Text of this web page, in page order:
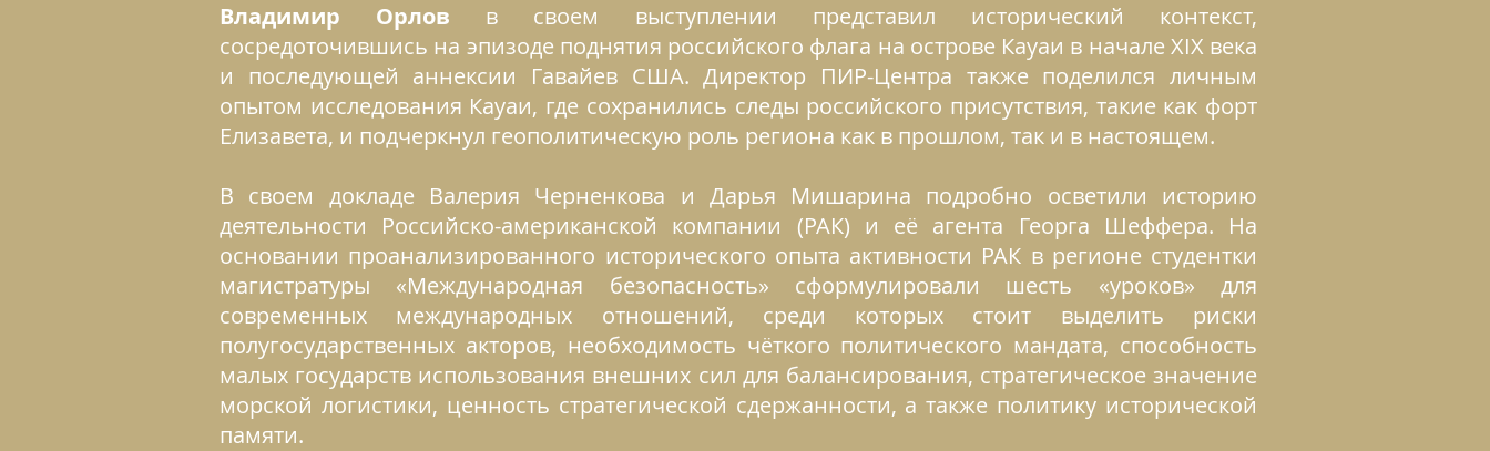
Владимир Орлов в своем выступлении представил исторический контекст,
сосредоточившись на эпизоде поднятия российского флага на острове Кауаи в начале XIX века
и последующей аннексии Гавайев США. Директор ПИР-Центра также поделился личным
опытом исследования Кауаи, где сохранились следы российского присутствия, такие как форт
Елизавета, и подчеркнул геополитическую роль региона как в прошлом, так и в настоящем.
В своем докладе Валерия Черненкова и Дарья Мишарина подробно осветили историю
деятельности Российско-американской компании (РАК) и её агента Георга Шеффера. На
основании проанализированного исторического опыта активности РАК в регионе студентки
магистратуры «Международная безопасность» сформулировали шесть «уроков» для
современных международных отношений, среди которых стоит выделить риски
полугосударственных акторов, необходимость чёткого политического мандата, способность
малых государств использования внешних сил для балансирования, стратегическое значение
морской логистики, ценность стратегической сдержанности, а также политику исторической
памяти.